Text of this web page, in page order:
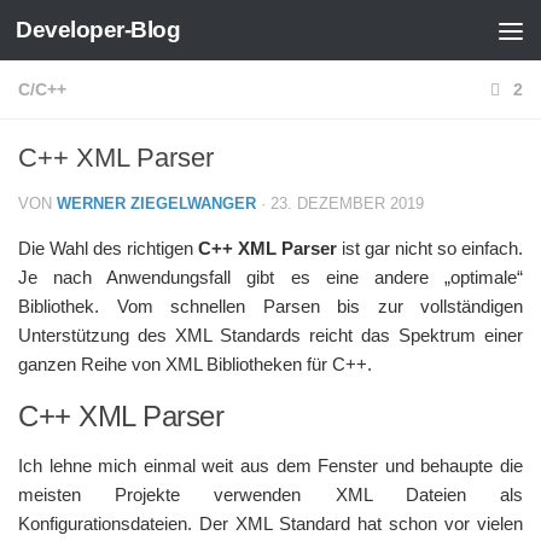
Zum Inhalt springen
Developer-Blog
C/C++ 2
C++ XML Parser
VON WERNER ZIEGELWANGER · 23. DEZEMBER 2019
Die Wahl des richtigen C++ XML Parser ist gar nicht so einfach.
Je nach Anwendungsfall gibt es eine andere „optimale“
Bibliothek. Vom schnellen Parsen bis zur vollständigen
Unterstützung des XML Standards reicht das Spektrum einer
ganzen Reihe von XML Bibliotheken für C++.
C++ XML Parser
Ich lehne mich einmal weit aus dem Fenster und behaupte die
meisten Projekte verwenden XML Dateien als
Konfigurationsdateien. Der XML Standard hat schon vor vielen